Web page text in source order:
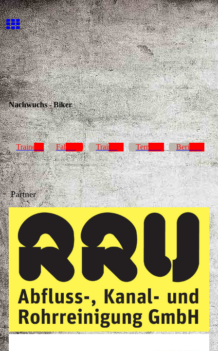
Nachwuchs - Biker
Trainerteam Fahrer Training Termine Berichte
Partner